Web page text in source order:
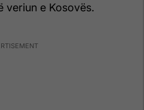
veriun e Kosovës.